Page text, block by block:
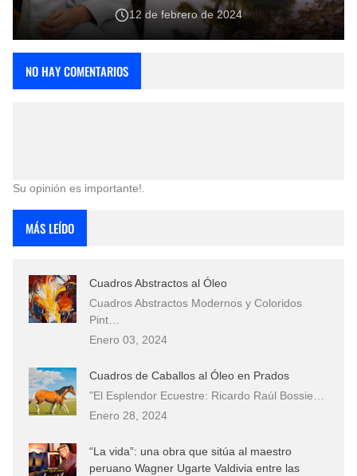
12 de febrero de 2024
NO HAY COMENTARIOS
Su opinión es importante!.
MÁS LEÍDO
Cuadros Abstractos al Óleo
Cuadros Abstractos Modernos y Coloridos
Pint…
Enero 03, 2024
Cuadros de Caballos al Óleo en Prados
"El Esplendor Ecuestre: Ricardo Raúl Bossie…
Enero 28, 2024
“La vida”: una obra que sitúa al maestro
peruano Wagner Ugarte Valdivia entre las